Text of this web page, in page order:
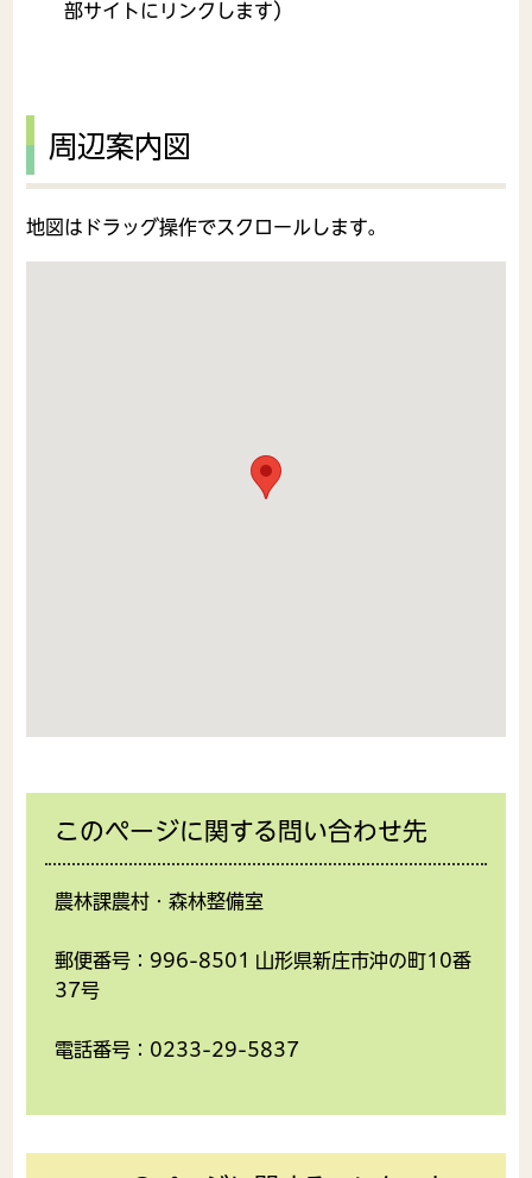
部サイトにリンクします）
周辺案内図
地図はドラッグ操作でスクロールします。
このページに関する問い合わせ先
農林課農村・森林整備室
郵便番号：996-8501 山形県新庄市沖の町10番
37号
電話番号：0233-29-5837